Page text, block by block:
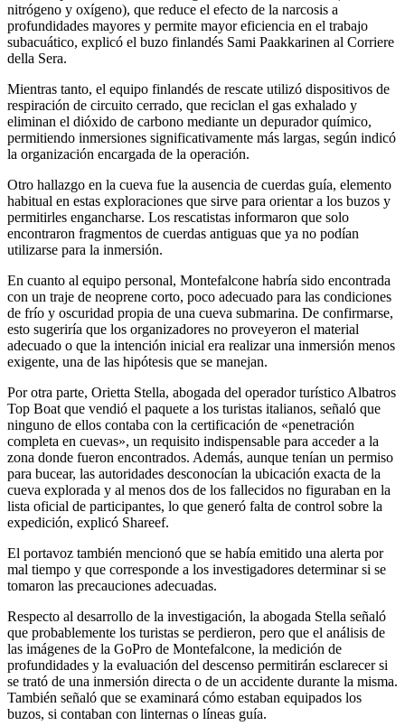
nitrógeno y oxígeno), que reduce el efecto de la narcosis a
profundidades mayores y permite mayor eficiencia en el trabajo
subacuático, explicó el buzo finlandés Sami Paakkarinen al Corriere
della Sera.
Mientras tanto, el equipo finlandés de rescate utilizó dispositivos de
respiración de circuito cerrado, que reciclan el gas exhalado y
eliminan el dióxido de carbono mediante un depurador químico,
permitiendo inmersiones significativamente más largas, según indicó
la organización encargada de la operación.
Otro hallazgo en la cueva fue la ausencia de cuerdas guía, elemento
habitual en estas exploraciones que sirve para orientar a los buzos y
permitirles engancharse. Los rescatistas informaron que solo
encontraron fragmentos de cuerdas antiguas que ya no podían
utilizarse para la inmersión.
En cuanto al equipo personal, Montefalcone habría sido encontrada
con un traje de neoprene corto, poco adecuado para las condiciones
de frío y oscuridad propia de una cueva submarina. De confirmarse,
esto sugeriría que los organizadores no proveyeron el material
adecuado o que la intención inicial era realizar una inmersión menos
exigente, una de las hipótesis que se manejan.
Por otra parte, Orietta Stella, abogada del operador turístico Albatros
Top Boat que vendió el paquete a los turistas italianos, señaló que
ninguno de ellos contaba con la certificación de «penetración
completa en cuevas», un requisito indispensable para acceder a la
zona donde fueron encontrados. Además, aunque tenían un permiso
para bucear, las autoridades desconocían la ubicación exacta de la
cueva explorada y al menos dos de los fallecidos no figuraban en la
lista oficial de participantes, lo que generó falta de control sobre la
expedición, explicó Shareef.
El portavoz también mencionó que se había emitido una alerta por
mal tiempo y que corresponde a los investigadores determinar si se
tomaron las precauciones adecuadas.
Respecto al desarrollo de la investigación, la abogada Stella señaló
que probablemente los turistas se perdieron, pero que el análisis de
las imágenes de la GoPro de Montefalcone, la medición de
profundidades y la evaluación del descenso permitirán esclarecer si
se trató de una inmersión directa o de un accidente durante la misma.
También señaló que se examinará cómo estaban equipados los
buzos, si contaban con linternas o líneas guía.